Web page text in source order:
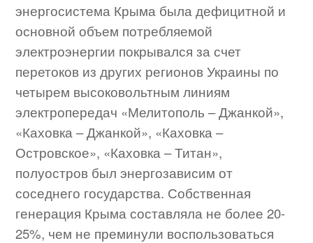
энергосистема Крыма была дефицитной и
основной объем потребляемой
электроэнергии покрывался за счет
перетоков из других регионов Украины по
четырем высоковольтным линиям
электропередач «Мелитополь – Джанкой»,
«Каховка – Джанкой», «Каховка –
Островское», «Каховка – Титан»,
полуостров был энергозависим от
соседнего государства. Собственная
генерация Крыма составляла не более 20-
25%, чем не преминули воспользоваться